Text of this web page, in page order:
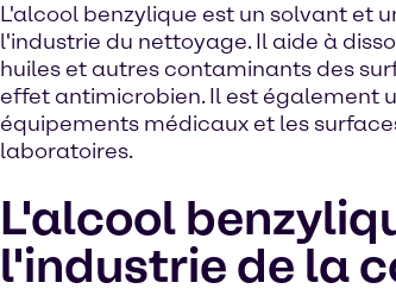
L'alcool benzylique est un solvant et
l'industrie du nettoyage. Il aide à
huiles et autres contaminants des
effet antimicrobien. Il est également
équipements médicaux et les
laboratoires.
L'alcool
l'industrie de la